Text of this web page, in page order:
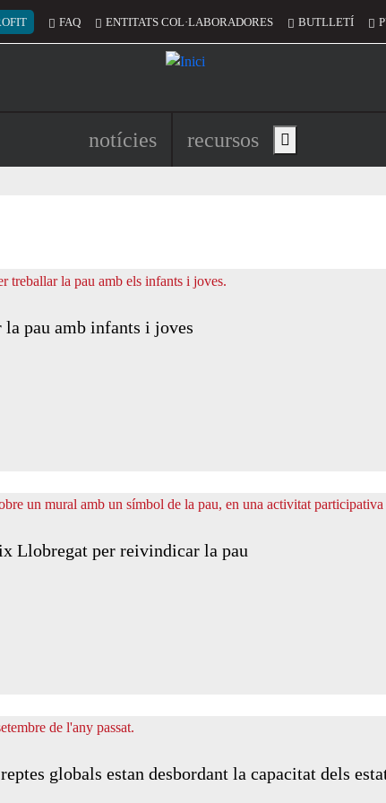
compte d'usuari
FAQ ENTITATS COL·LABORADORES BUTLLETÍ
Navegació principal de
notícies recursos Show main menu
pau amb infants i joves
Llobregat per reivindicar la pau
globals estan desbordant la capacitat dels